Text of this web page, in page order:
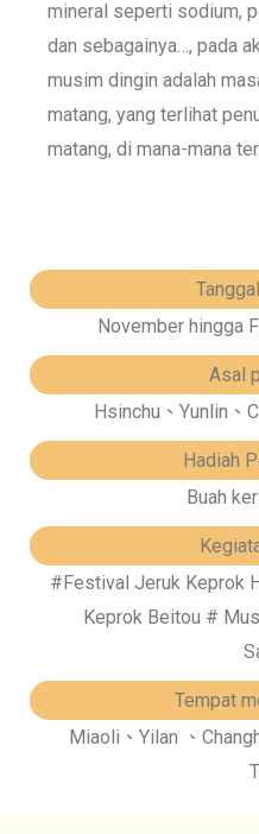
mineral seperti sodium,
dan sebagainya…, pada
musim dingin adalah
matang, yang terlihat
matang, di mana-mana
November hingga
Asal
Hsinchu、Yunlin、
Hadiah
Buah
#Festival Jeruk Keprok
Keprok Beitou #
Tempat
Miaoli、Yilan 、